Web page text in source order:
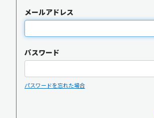
メールアドレス
パスワード
パスワードを忘れた場合